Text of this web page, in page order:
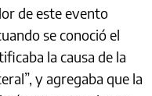
de este evento
se conoció el
la causa de la
y agregaba que la